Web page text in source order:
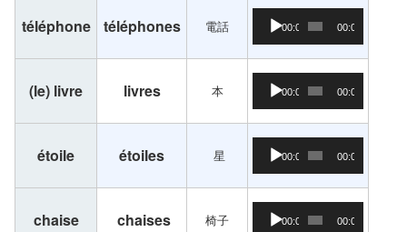
téléphone téléphones 電話 音声プレーヤー
00:00 00:00
(le) livre livres 本 音声プレーヤー
00:00 00:00
étoile étoiles 星 音声プレーヤー
00:00 00:00
chaise chaises 椅子 音声プレーヤー
00:00 00:00